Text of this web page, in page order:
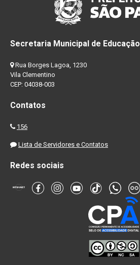
Secretaria Municipal de Educação
Rua Borges Lagoa, 1230
Vila Clementino
CEP: 04038-003
Contatos
156
Lista de Servidores e Contatos
Redes sociais